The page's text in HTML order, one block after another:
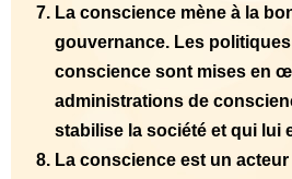
La conscience mène à la
gouvernance. Les
conscience sont mises en
administrations de
stabilise la société et qui lui
La conscience est un